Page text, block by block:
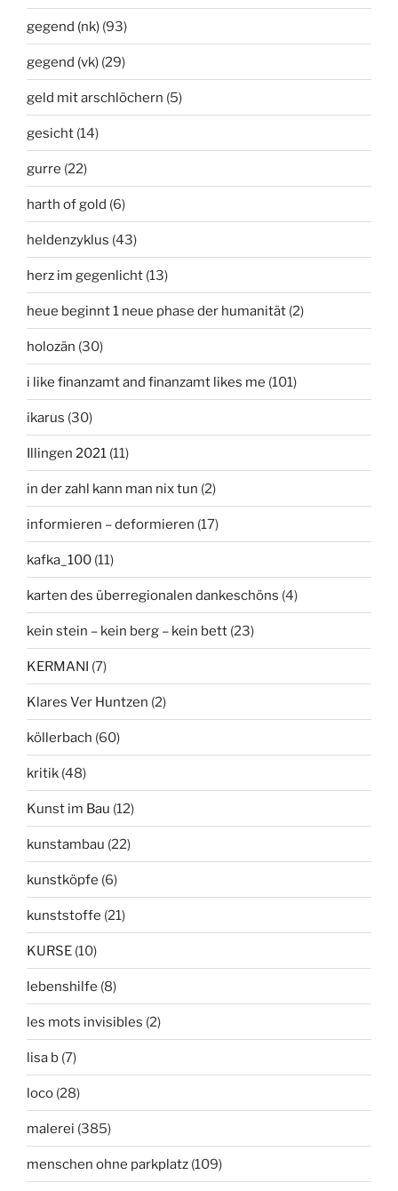
gegend (nk) (93)
gegend (vk) (29)
geld mit arschlöchern (5)
gesicht (14)
gurre (22)
harth of gold (6)
heldenzyklus (43)
herz im gegenlicht (13)
heue beginnt 1 neue phase der humanität (2)
holozän (30)
i like finanzamt and finanzamt likes me (101)
ikarus (30)
Illingen 2021 (11)
in der zahl kann man nix tun (2)
informieren – deformieren (17)
kafka_100 (11)
karten des überregionalen dankeschöns (4)
kein stein – kein berg – kein bett (23)
KERMANI (7)
Klares Ver Huntzen (2)
köllerbach (60)
kritik (48)
Kunst im Bau (12)
kunstambau (22)
kunstköpfe (6)
kunststoffe (21)
KURSE (10)
lebenshilfe (8)
les mots invisibles (2)
lisa b (7)
loco (28)
malerei (385)
menschen ohne parkplatz (109)